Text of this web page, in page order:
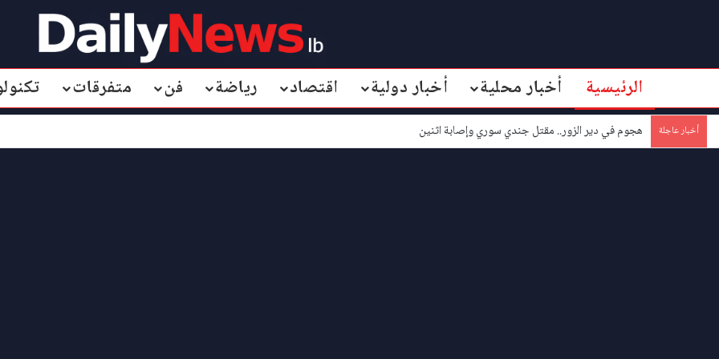
الرئيسية أخبار محلية أخبار دولية اقتصاد رياضة فن متفرقات
أخبار عاجلة هجوم في دير الزور.. مقتل جندي سوري وإصابة اثنين